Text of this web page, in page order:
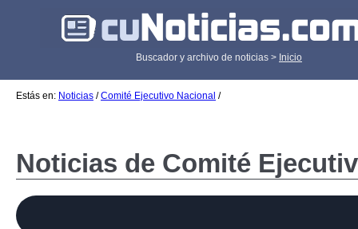
Buscador y archivo de noticias > Inicio
Estás en: Noticias /Comité Ejecutivo Nacional /
Noticias de Comité